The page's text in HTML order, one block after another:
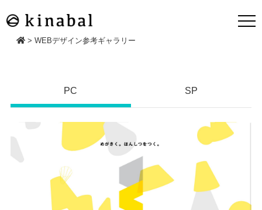
> WEBデザイン参考ギャラリー
PC SP